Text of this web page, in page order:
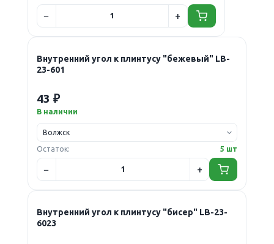
Внутренний угол к плинтусу "бежевый" LB-
23-601
43 ₽
В наличии
Остаток: 5 шт
Внутренний угол к плинтусу "бисер" LB-23-
6023